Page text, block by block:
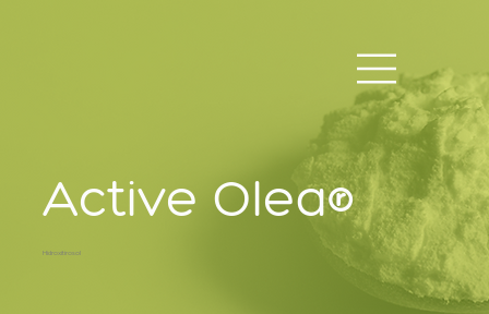
Active Olea®
Hidroxitirosol